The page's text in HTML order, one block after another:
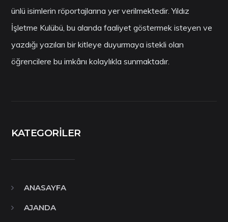
ünlü isimlerin röportajlarına yer verilmektedir. Yıldız
İşletme Kulübü, bu alanda faaliyet göstermek isteyen ve
yazdığı yazıları bir kitleye duyurmaya istekli olan
öğrencilere bu imkânı kolaylıkla sunmaktadır.
KATEGORILER
ANASAYFA
AJANDA